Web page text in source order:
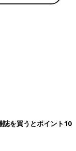
に、スカーフ（ハ
から透けて見える
っ張り出します。手
誌を買うとポイント10